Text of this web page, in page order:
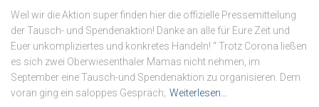
Weil wir die Aktion super finden hier die offizielle Pressemitteilung
der Tausch- und Spendenaktion! Danke an alle für Eure Zeit und
Euer unkompliziertes und konkretes Handeln! “ Trotz Corona ließen
es sich zwei Oberwiesenthaler Mamas nicht nehmen, im
September eine Tausch-und Spendenaktion zu organisieren. Dem
voran ging ein saloppes Gespräch; Weiterlesen…